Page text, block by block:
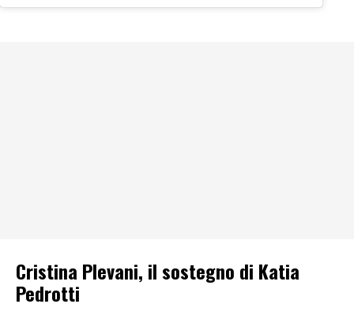
Cristina Plevani, il sostegno di Katia
Pedrotti